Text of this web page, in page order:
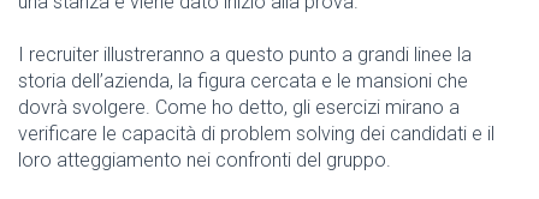
I recruiter illustreranno a questo punto a grandi linee la
storia dell’azienda, la figura cercata e le mansioni che
dovrà svolgere. Come ho detto, gli esercizi mirano a
verificare le capacità di problem solving dei candidati e il
loro atteggiamento nei confronti del gruppo.